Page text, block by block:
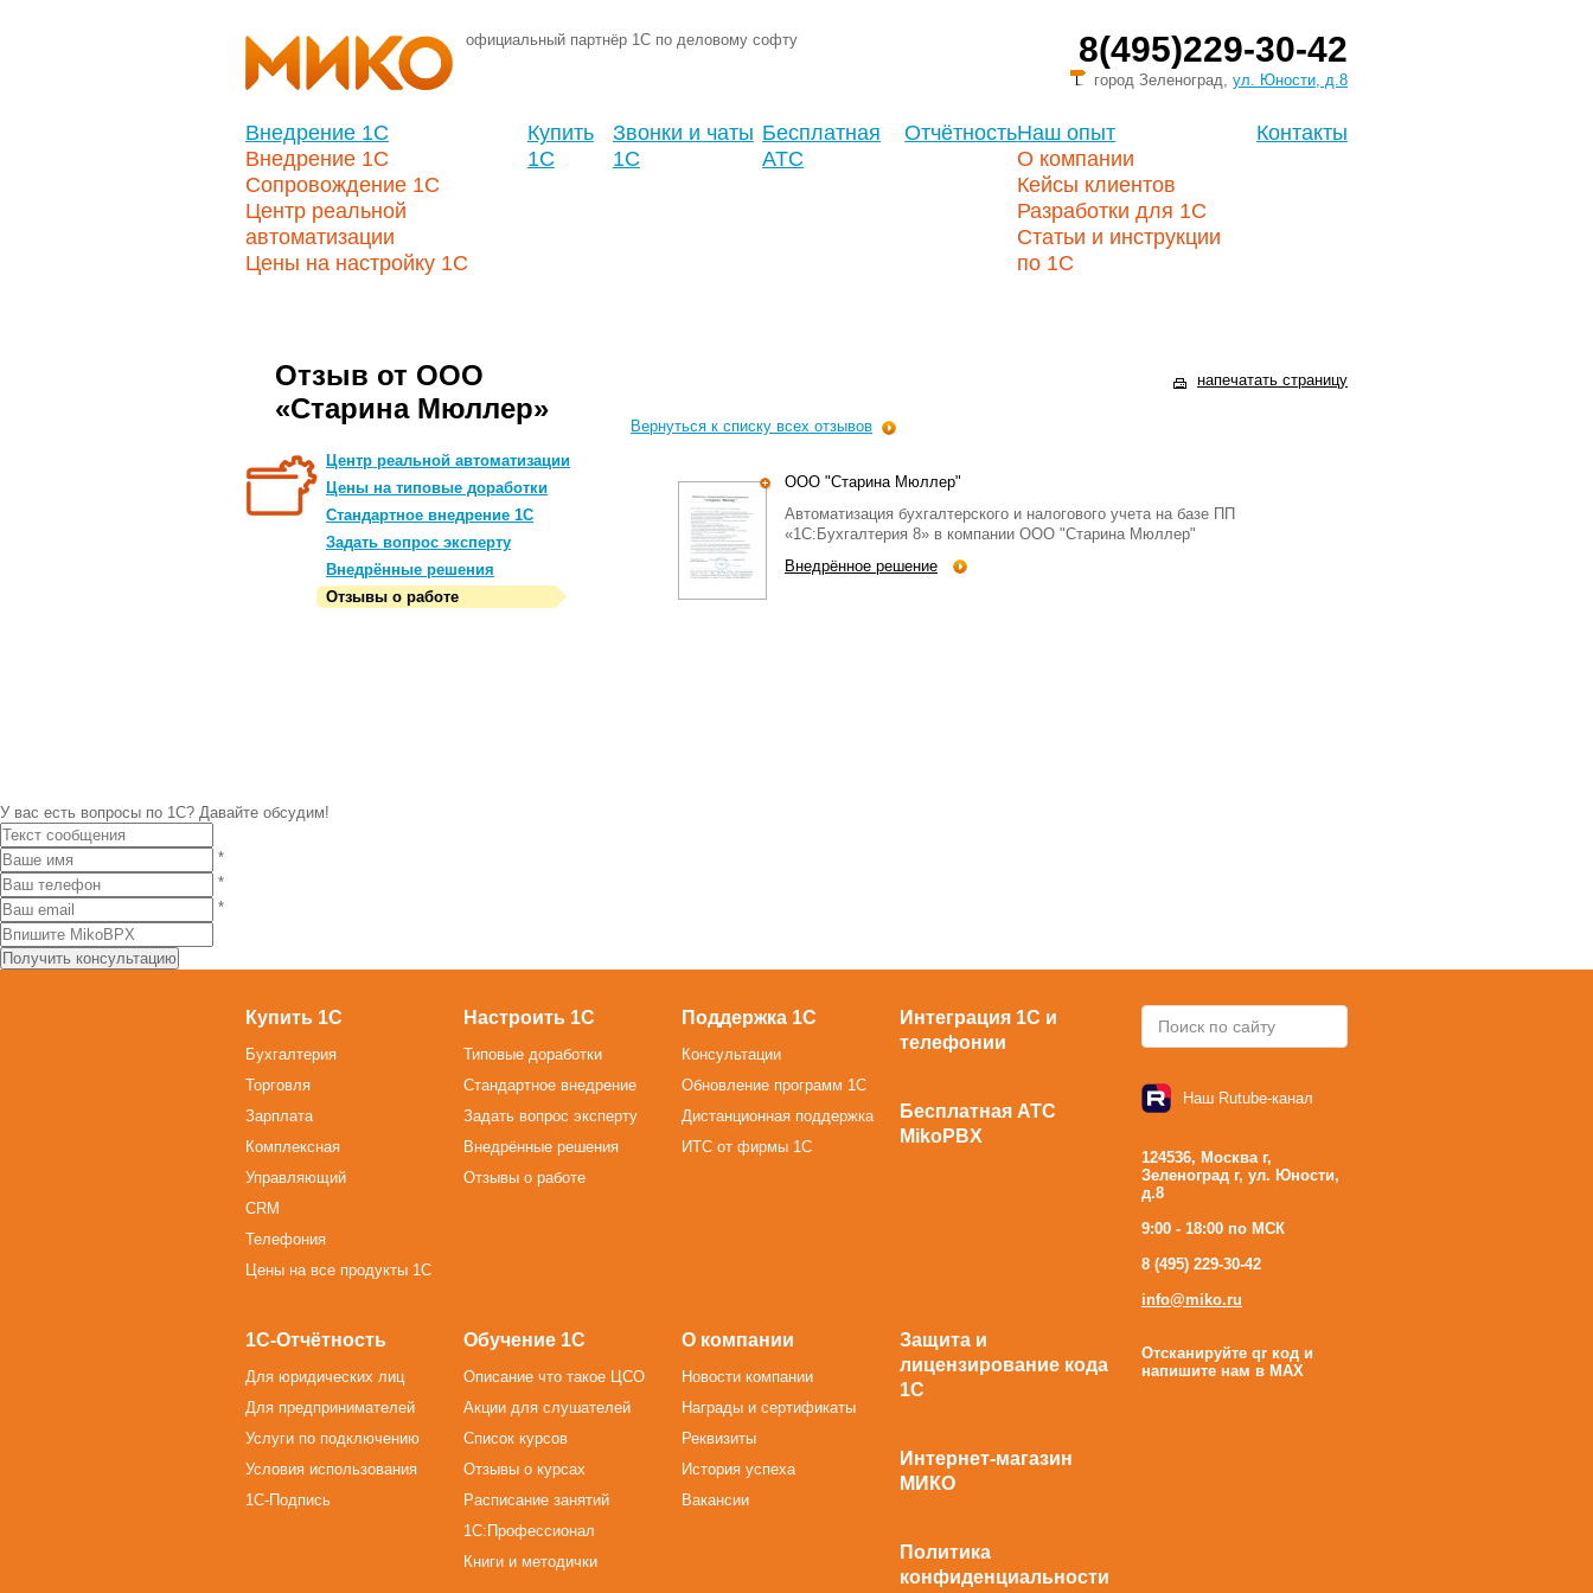
официальный партнёр 1С по деловому софту 8(495)229-30-42
город Зеленоград, ул. Юности, д.8
Внедрение 1С
Внедрение 1С
Сопровождение 1С
Центр реальной
автоматизации
Цены на настройку 1С
Купить
1С
Звонки и чаты
1С
Бесплатная
АТС
ОтчётностьНаш опыт
О компании
Кейсы клиентов
Разработки для 1С
Статьи и инструкции
по 1С
Контакты
Отзыв от ООО
«Старина Мюллер»
Центр реальной автоматизации
Цены на типовые доработки
Стандартное внедрение 1С
Задать вопрос эксперту
Внедрённые решения
Отзывы о работе
напечатать страницу
Вернуться к списку всех отзывов
ООО "Старина Мюллер"
Автоматизация бухгалтерского и налогового учета на базе ПП
«1С:Бухгалтерия 8» в компании ООО "Старина Мюллер"
Внедрённое решение
У вас есть вопросы по 1С? Давайте обсудим!
*
*
*
Купить 1С
Бухгалтерия
Торговля
Зарплата
Комплексная
Управляющий
CRM
Телефония
Цены на все продукты 1С
Настроить 1С
Типовые доработки
Стандартное внедрение
Задать вопрос эксперту
Внедрённые решения
Отзывы о работе
Поддержка 1С
Консультации
Обновление программ 1С
Дистанционная поддержка
ИТС от фирмы 1С
Интеграция 1С и
телефонии
Бесплатная АТС
MikoPBX
1С-Отчётность
Для юридических лиц
Для предпринимателей
Услуги по подключению
Условия использования
1С-Подпись
Обучение 1С
Описание что такое ЦСО
Акции для слушателей
Список курсов
Отзывы о курсах
Расписание занятий
1С:Профессионал
Книги и методички
О компании
Новости компании
Награды и сертификаты
Реквизиты
История успеха
Вакансии
Защита и
лицензирование кода
1С
Интернет-магазин
МИКО
Политика
конфиденциальности
Наш Rutube-канал
124536, Москва г,
Зеленоград г, ул. Юности,
д.8
9:00 - 18:00 по МСК
8 (495) 229-30-42
info@miko.ru
Отсканируйте qr код и
напишите нам в MAX